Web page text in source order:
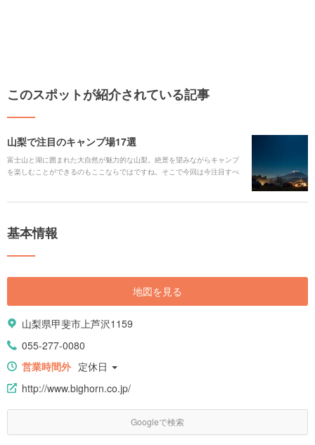
このスポットが紹介されている記事
山梨で注目のキャンプ場17選
富士山と湖に囲まれた大自然が魅力的な山梨。絶景を望みながらキャンプ
を楽しむことができるのもここならではですね。そこで今回は今注目すべ
基本情報
地図を見る
山梨県甲斐市上芦沢1159
055-277-0080
営業時間外 定休日
http://www.bighorn.co.jp/
Googleで検索